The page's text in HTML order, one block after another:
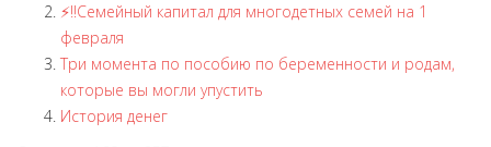
⚡️‼️Семейный капитал для многодетных семей на 1
февраля
Три момента по пособию по беременности и родам,
которые вы могли упустить
История денег